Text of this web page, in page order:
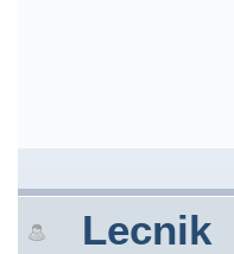
Lecnik